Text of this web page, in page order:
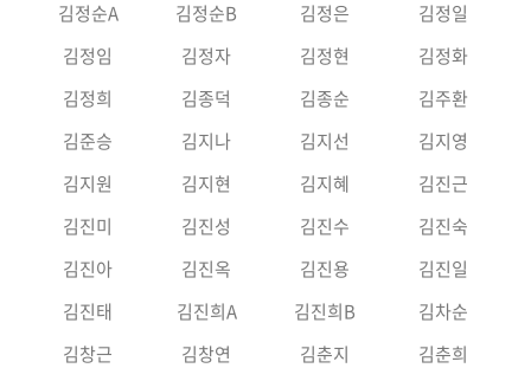
김정순A 김정순B 김정은
김정일
김정임
김정자 김정현
김정화
김정희
김종덕 김종순
김주환
김준승
김지나 김지선
김지영
김지원
김지현 김지혜
김진근
김진미
김진성 김진수
김진숙
김진아
김진옥 김진용
김진일
김진태
김진희A 김진희B
김차순
김창근
김창연 김춘지
김춘희